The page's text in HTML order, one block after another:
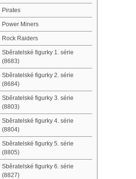
Pirates
Power Miners
Rock Raiders
Sběratelské figurky 1. série
(8683)
Sběratelské figurky 2. série
(8684)
Sběratelské figurky 3. série
(8803)
Sběratelské figurky 4. série
(8804)
Sběratelské figurky 5. série
(8805)
Sběratelské figurky 6. série
(8827)